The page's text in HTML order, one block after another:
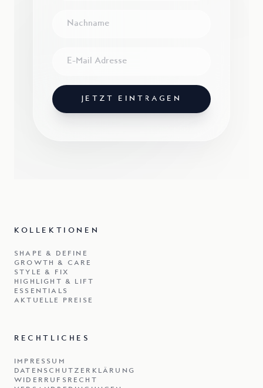
JETZT EINTRAGEN
KOLLEKTIONEN
SHAPE & DEFINE
GROWTH & CARE
STYLE & FIX
HIGHLIGHT & LIFT
ESSENTIALS
AKTUELLE PREISE
RECHTLICHES
IMPRESSUM
DATENSCHUTZERKLÄRUNG
WIDERRUFSRECHT